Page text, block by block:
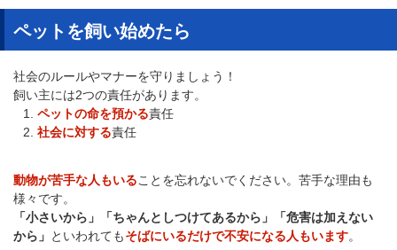
ペットを飼い始めたら
社会のルールやマナーを守りましょう！
飼い主には2つの責任があります。
ペットの命を預かる責任
社会に対する責任
動物が苦手な人もいることを忘れないでください。苦手な理由も
様々です。
「小さいから」「ちゃんとしつけてあるから」「危害は加えない
から」 といわれてもそばにいるだけで不安になる人もいます。